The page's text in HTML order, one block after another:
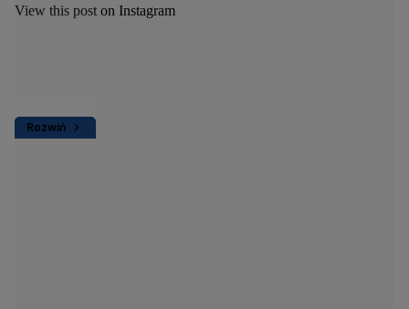
Rozwiń
View this post on Instagram